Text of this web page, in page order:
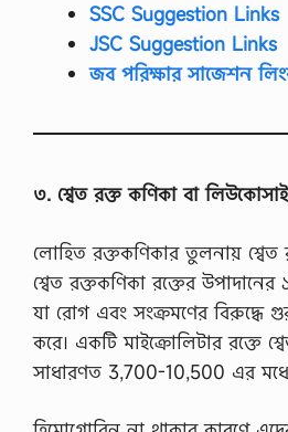
SSC Suggestion Links
JSC Suggestion Links
জব পরিক্ষার সাজেশন
৩. শ্বেত রক্ত কণিকা বা
লোহিত রক্তকণিকার তুলনায়
শ্বেত রক্তকণিকা রক্তের
যা রোগ এবং সংক্রমণের বিরুদ্ধে
করে। একটি মাইক্রোলিটার রক্তে
সাধারণত 3,700-10,500 এর